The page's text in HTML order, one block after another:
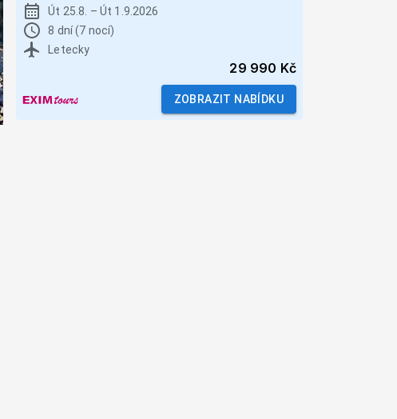
Út 25.8. – Út 1.9.2026
8 dní (7 nocí)
Letecky
29 990 Kč
ZOBRAZIT NABÍDKU